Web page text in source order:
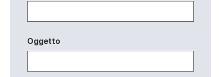
Oggetto